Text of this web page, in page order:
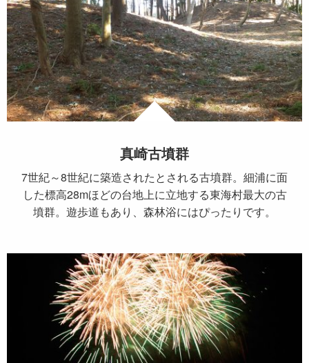
真崎古墳群
7世紀～8世紀に築造されたとされる古墳群。細浦に面
した標高28mほどの台地上に立地する東海村最大の古
墳群。遊歩道もあり、森林浴にはぴったりです。